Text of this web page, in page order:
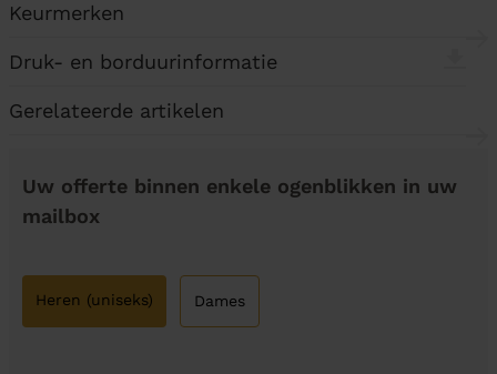
Keurmerken
Druk- en borduurinformatie
Gerelateerde artikelen
Uw offerte binnen enkele ogenblikken in uw
mailbox
Heren (uniseks) Dames